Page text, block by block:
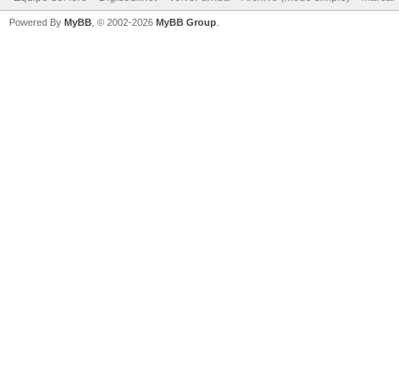
Powered By MyBB , © 2002-2026 MyBB Group